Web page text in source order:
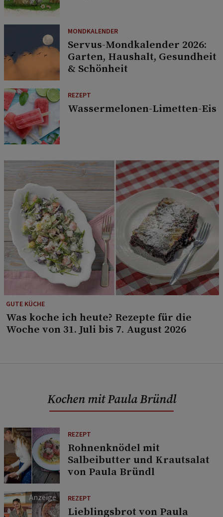
MONDKALENDER
Servus-Mondkalender 2026:
Garten, Haushalt, Gesundheit
& Schönheit
REZEPT
Wassermelonen-Limetten-Eis
GUTE KÜCHE
Was koche ich heute? Rezepte für die
Woche von 31. Juli bis 7. August 2026
Kochen mit Paula Bründl
REZEPT
Rohnenknödel mit
Salbeibutter und Krautsalat
von Paula Bründl
REZEPT
Lieblingsbrot von Paula